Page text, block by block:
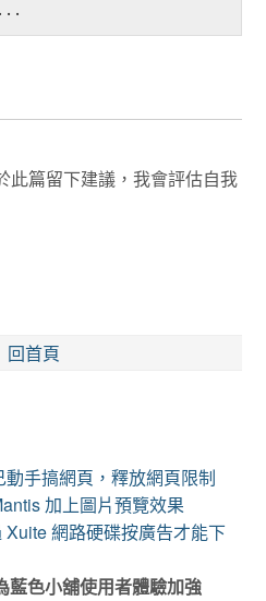
此篇留下建議，我會評估自我
回首頁
動手搞網頁，釋放網頁限制
加上圖片預覽效果
Xuite 網路硬碟按廣告才能下
藍色小舖使用者體驗加強